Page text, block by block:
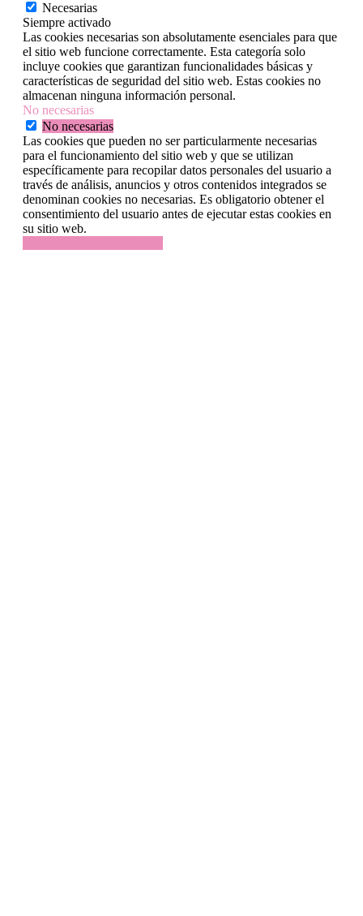
Necesarias
Siempre activado
Las cookies necesarias son absolutamente esenciales para que
el sitio web funcione correctamente. Esta categoría solo
incluye cookies que garantizan funcionalidades básicas y
características de seguridad del sitio web. Estas cookies no
almacenan ninguna información personal.
No necesarias
No necesarias
Las cookies que pueden no ser particularmente necesarias
para el funcionamiento del sitio web y que se utilizan
específicamente para recopilar datos personales del usuario a
través de análisis, anuncios y otros contenidos integrados se
denominan cookies no necesarias. Es obligatorio obtener el
consentimiento del usuario antes de ejecutar estas cookies en
su sitio web.